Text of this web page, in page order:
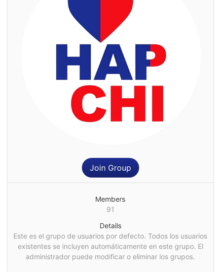
Join Group
Members
91
Details
Este es el grupo de usuarios por defecto. Todos los usuarios
existentes se incluyen automáticamente en este grupo. El
administrador puede modificar o eliminar los grupos.